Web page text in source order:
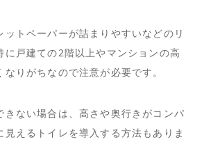
ットペーパーが詰まりやすいなどのリ
に戸建ての2階以上やマンションの高
りがちなので注意が必要です。
きない場合は、高さや奥行きがコンパ
見えるトイレを導入する方法もありま